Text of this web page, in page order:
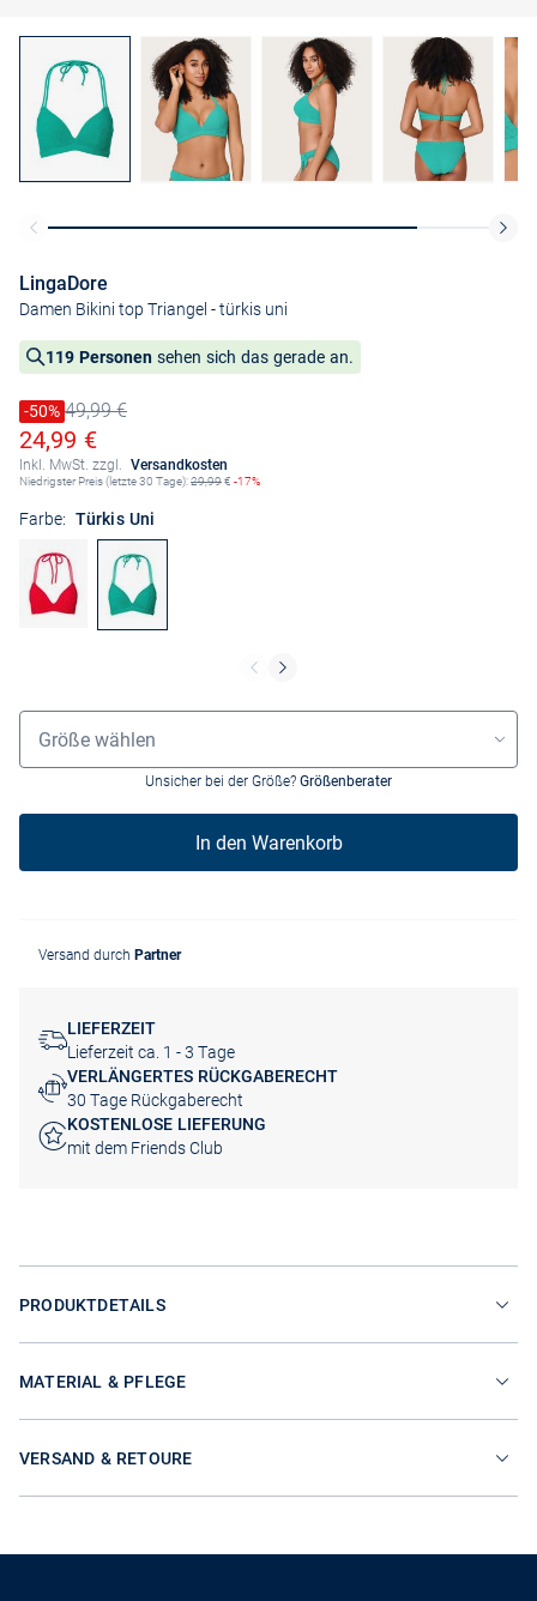
LingaDore
Damen Bikini top Triangel - türkis uni
119 Personen sehen sich das gerade an.
Preis reduziert um
-50%
Alter Preis49,99 €
Ermäßigter Preis
24,99 €
Inkl. MwSt. zzgl. Versandkosten
Niedrigster Preis (letzte 30 Tage):29,99€ -17%
Farbe: Türkis Uni
Grössenauswahl
Größe wählen
Unsicher bei der Größe? Größenberater
In den Warenkorb
Versand durch Partner
LIEFERZEIT
Lieferzeit ca. 1 - 3 Tage
VERLÄNGERTES RÜCKGABERECHT
30 Tage Rückgaberecht
KOSTENLOSE LIEFERUNG
mit dem Friends Club
PRODUKTDETAILS
MATERIAL & PFLEGE
VERSAND & RETOURE